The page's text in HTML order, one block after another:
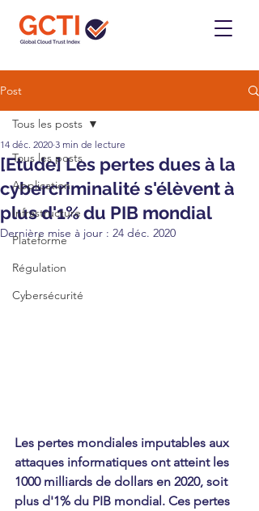
Post
Tous les posts
Application
Infrastructure
Plateforme
Régulation
Cybersécurité
Tous les posts
[Etude] Les pertes dues à la
cybercriminalité s'élèvent à
plus d'1% du PIB mondial
14 déc. 2020 3 min de lecture
Dernière mise à jour : 24 déc. 2020
Les pertes mondiales imputables aux
attaques informatiques ont atteint les
1000 milliards de dollars en 2020, soit
plus d'1% du PIB mondial. Ces pertes